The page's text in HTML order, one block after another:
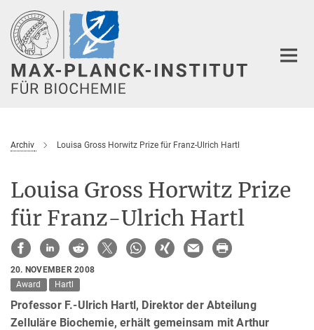
Hauptinhalt
Archiv Louisa Gross Horwitz Prize für Franz-Ulrich Hartl
Louisa Gross Horwitz Prize
für Franz-Ulrich Hartl
20. NOVEMBER 2008
Award
Hartl
Professor F.-Ulrich Hartl, Direktor der Abteilung
Zelluläre Biochemie, erhält gemeinsam mit Arthur